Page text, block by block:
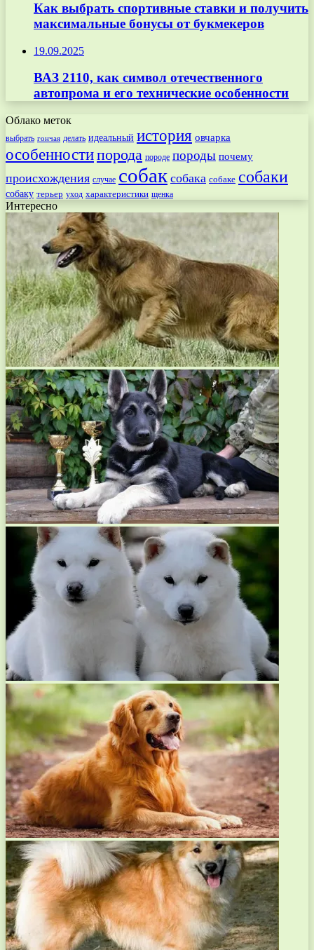
Как выбрать спортивные ставки и получить
максимальные бонусы от букмекеров
19.09.2025
ВАЗ 2110, как символ отечественного
автопрома и его технические особенности
Облако меток
выбрать гончая делать идеальный история овчарка
особенностипорода породе породы почему
происхождения случае собак собака собаке собаки
собаку терьер уход характеристики щенка
Интересно